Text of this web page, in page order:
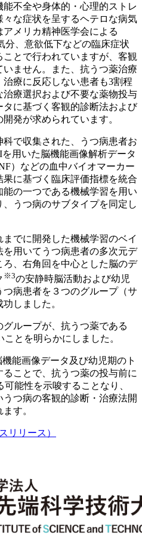
不全や身体的・心理的ストレ
な症状を呈するヘテロな病気
メリカ精神医学会による
分、意欲低下などの臨床症状
とで行われていますが、客観
ません。また、抗うつ薬治療
療に反応しない患者も3割程
療選択および不要な薬物投与
に基づく客観的診断法および
発が求められています。
で収集された、うつ病患者お
用いた脳機能画像解析データ
）などの血中バイオマーカー
に基づく臨床評価指標を統合
の一つである機械学習を用い
うつ病のサブタイプを同定し
でに開発した機械学習のベイ
用いてうつ病患者の多次元デ
、右角回を中心とした脳のデ
※3の安静時脳活動および幼児
病患者を３つのグループ（サ
しました。
ループが、抗うつ薬である
とを明らかにしました。
能画像データ及び幼児期のト
ことで、抗うつ薬の投与前に
能性を示唆することなり、
つ病の客観的診断・治療法開
す。
リリース）